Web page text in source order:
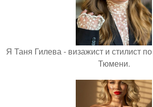
Я Таня Гилева - визажист и стилист
Тюмени.